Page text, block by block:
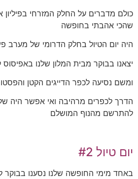
כולם מדברים על החלק המזרחי בפיליון
שהכי אהבתי בחופשה
היה יום הטיול בחלק הדרומי של מערב
יצאנו בבוקר מבית המלון שלנו באפיסוס
ומשם נסיעה לכפר הדייגים הקטן
הדרך לכפרים מרהיבה ואי אפשר היה
להתרשם מהנוף המושלם
יום טיול #2
באחד מימי החופשה שלנו נסענו בבוקר